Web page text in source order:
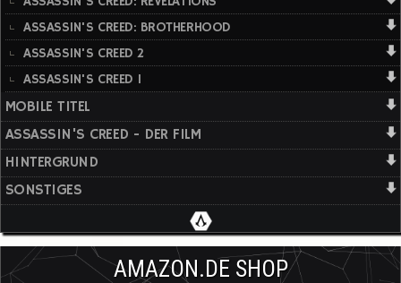
ASSASSIN'S CREED: BROTHERHOOD
ASSASSIN'S CREED 2
ASSASSIN'S CREED 1
MOBILE TITEL
ASSASSIN'S CREED - DER FILM
HINTERGRUND
SONSTIGES
AMAZON.DE SHOP